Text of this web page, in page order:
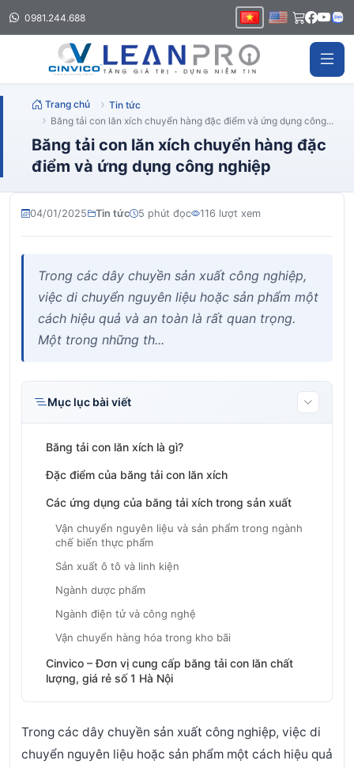
0981.244.688
Trang chủ
Tin tức
Băng tải con lăn xích chuyển hàng đặc điểm và ứng dụng công...
Băng tải con lăn xích chuyển hàng đặc
điểm và ứng dụng công nghiệp
04/01/2025 Tin tức 5 phút đọc 116 lượt xem
Trong các dây chuyền sản xuất công nghiệp,
việc di chuyển nguyên liệu hoặc sản phẩm một
cách hiệu quả và an toàn là rất quan trọng.
Một trong những th...
Mục lục bài viết
Băng tải con lăn xích là gì?
Đặc điểm của băng tải con lăn xích
Các ứng dụng của băng tải xích trong sản xuất
Vận chuyển nguyên liệu và sản phẩm trong ngành
chế biến thực phẩm
Sản xuất ô tô và linh kiện
Ngành dược phẩm
Ngành điện tử và công nghệ
Vận chuyển hàng hóa trong kho bãi
Cinvico – Đơn vị cung cấp băng tải con lăn chất
lượng, giá rẻ số 1 Hà Nội
Trong các dây chuyền sản xuất công nghiệp, việc di
chuyển nguyên liệu hoặc sản phẩm một cách hiệu quả